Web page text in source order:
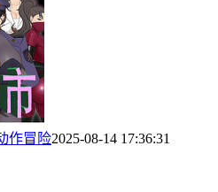
作冒险2025-08-14 17:36:31